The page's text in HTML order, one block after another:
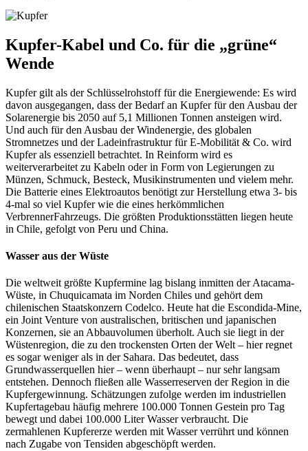
Kupfer-Kabel und Co. für die „grüne“
Wende
Kupfer gilt als der Schlüsselrohstoff für die Energiewende: Es wird
davon ausgegangen, dass der Bedarf an Kupfer für den Ausbau der
Solarenergie bis 2050 auf 5,1 Millionen Tonnen ansteigen wird.
Und auch für den Ausbau der Windenergie, des globalen
Stromnetzes und der Ladeinfrastruktur für E-Mobilität & Co. wird
Kupfer als essenziell betrachtet. In Reinform wird es
weiterverarbeitet zu Kabeln oder in Form von Legierungen zu
Münzen, Schmuck, Besteck, Musikinstrumenten und vielem mehr.
Die Batterie eines Elektroautos benötigt zur Herstellung etwa 3- bis
4-mal so viel Kupfer wie die eines herkömmlichen
VerbrennerFahrzeugs. Die größten Produktionsstätten liegen heute
in Chile, gefolgt von Peru und China.
Wasser aus der Wüste
Die weltweit größte Kupfermine lag bislang inmitten der Atacama-
Wüste, in Chuquicamata im Norden Chiles und gehört dem
chilenischen Staatskonzern Codelco. Heute hat die Escondida-Mine,
ein Joint Venture von australischen, britischen und japanischen
Konzernen, sie an Abbauvolumen überholt. Auch sie liegt in der
Wüstenregion, die zu den trockensten Orten der Welt – hier regnet
es sogar weniger als in der Sahara. Das bedeutet, dass
Grundwasserquellen hier – wenn überhaupt – nur sehr langsam
entstehen. Dennoch fließen alle Wasserreserven der Region in die
Kupfergewinnung. Schätzungen zufolge werden im industriellen
Kupfertagebau häufig mehrere 100.000 Tonnen Gestein pro Tag
bewegt und dabei 100.000 Liter Wasser verbraucht. Die
zermahlenen Kupfererze werden mit Wasser verrührt und können
nach Zugabe von Tensiden abgeschöpft werden.